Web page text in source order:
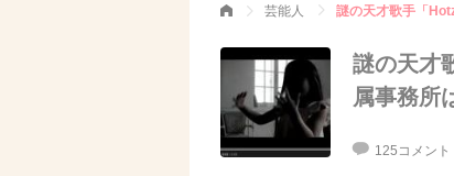
芸能人 謎の天才歌手「
謎の天才
属事務所
125コメント